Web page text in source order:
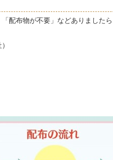
配布物が不要」などありました